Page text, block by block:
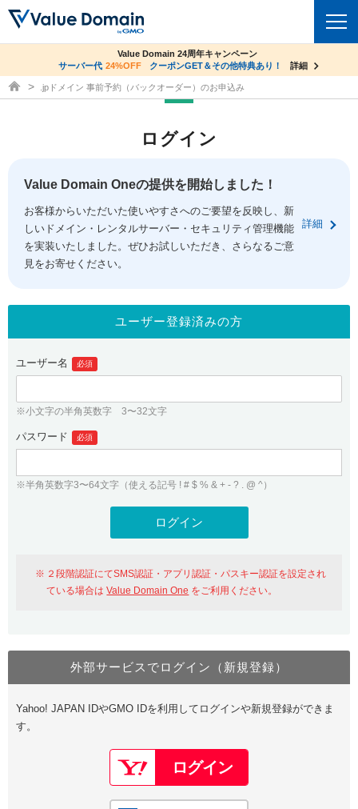
ドメイントップ
ドメイン移管
ドメイン価格一覧
ドメイン一括検索
.jpドメインオークション
gTLDオークション NEW!
.jpドメインバックオーダー
プレミアムドメイン
人気ドメインの種類
WHOIS検索
コアサーバー
バリューサーバー
XREA
セキュリティトップ
Value Domain ネットde診断
SSL証明書
サービストップ
お得意様割引
紹介制度
バリュードメインAPI
ドメイン・ホスティングOEM
facebook
ログイン
従来のバリュードメインをご利用希望の方
Value Domainにログイン
おすすめ One レンタルサーバーを含む最新の機能を使う方
Value Domain Oneにログイン
Google
GMO ID Amazon
ユーザー登録
Value Domain Oneアカウント作成
以下でも登録可能
Google Yahoo!
co.jpドメイン✕コアサーバーV2ビジネス応援キャンペーン
サーバー料金1年間無料
詳細
Value Domain 24周年キャンペーン
サーバー代 24%OFF クーポンGET＆その他特典あり！ 詳細
ドメイン取得ならバリュードメイン
.jpドメイン 事前予約（バックオーダー）のお申込み
ログイン
Value Domain Oneの提供を開始しました！
お客様からいただいた使いやすさへのご要望を反映し、新
しいドメイン・レンタルサーバー・セキュリティ管理機能
を実装いたしました。ぜひお試しいただき、さらなるご意
見をお寄せください。
詳細
ユーザー登録済みの方
ユーザー名 必須
※小文字の半角英数字 3〜32文字
パスワード 必須
※半角英数字3〜64文字（使える記号 ! # $ % & + - ? . @ ^）
２段階認証にてSMS認証・アプリ認証・パスキー認証を設定され
ている場合はValue Domain One をご利用ください。
外部サービスでログイン（新規登録）
Yahoo! JAPAN IDやGMO IDを利用してログインや新規登録ができま
す。